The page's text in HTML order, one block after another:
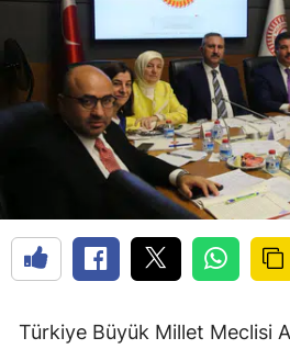
Türkiye Büyük Millet Meclisi